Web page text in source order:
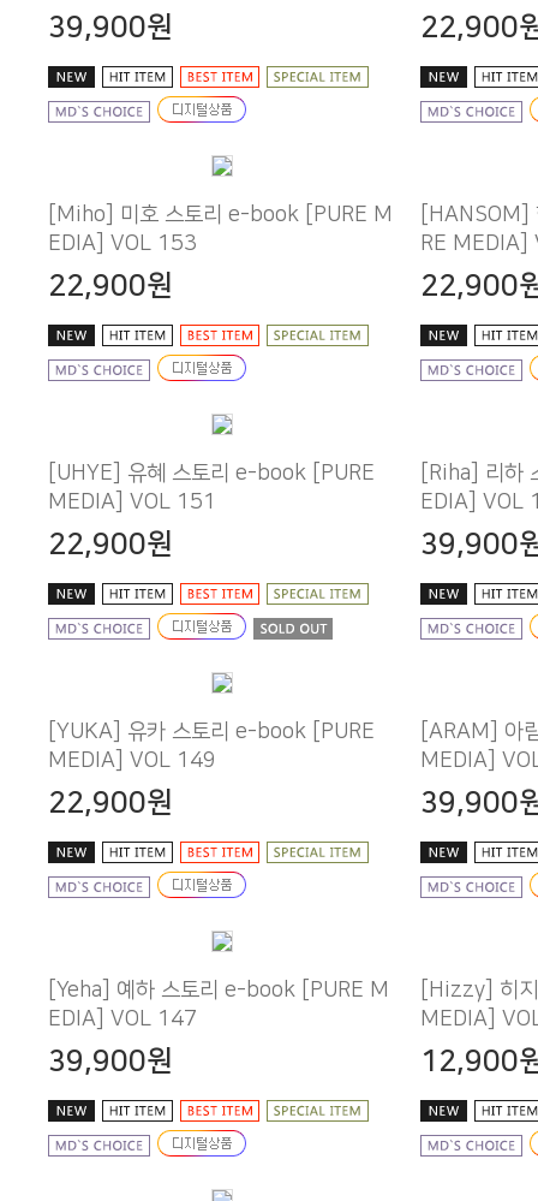
39,900원 22,900
EDIA] VOL 153
22,900원
RE MEDIA]
22,900
MEDIA] VOL 151
22,900원
EDIA] VOL
39,900
MEDIA] VOL 149
22,900원
MEDIA]
39,900
EDIA] VOL 147
39,900원
MEDIA]
12,900